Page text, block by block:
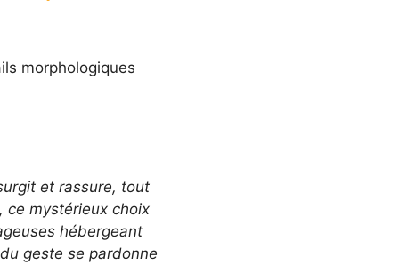
morphologiques
et rassure, tout
ce mystérieux choix
hébergeant
geste se pardonne